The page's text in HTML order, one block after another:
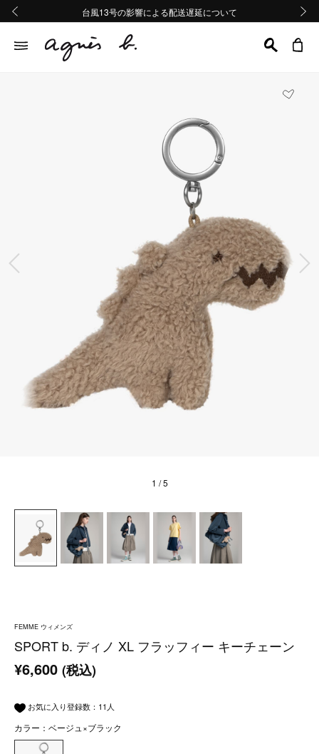
熊本地域地震の影響による配送遅延について
Summer Sale 2buy10%OFF!!
台風13号の影響による配送遅延について
熊本地域地震の影響による配送遅延について
Summer Sale 2buy10%OFF!!
前の画像
1 / 5
FEMME ウィメンズ
SPORT b. ディノ XL フラッフィー キーチェーン
¥6,600 (税込)
お気に入り登録数： 11 人
カラー：ベージュ×ブラック